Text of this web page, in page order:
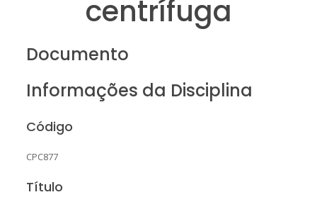
centrífuga
Documento
Informações da Disciplina
Código
CPC877
Título